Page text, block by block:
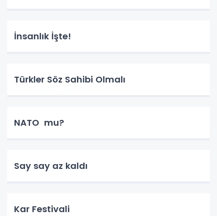
İnsanlık İşte!
Türkler Söz Sahibi Olmalı
NATO mu?
Say say az kaldı
Kar Festivali